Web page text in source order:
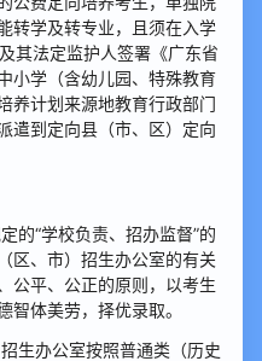
转学及转专业，且须在入学
其法定监护人签署《广东省
小学（含幼儿园、特殊教育
养计划来源地教育行政部门
遣到定向县（市、区）定向
的“学校负责、招办监督”的
区、市）招生办公室的有关
公平、公正的原则，以考生
智体美劳，择优录取。
生办公室按照普通类（历史